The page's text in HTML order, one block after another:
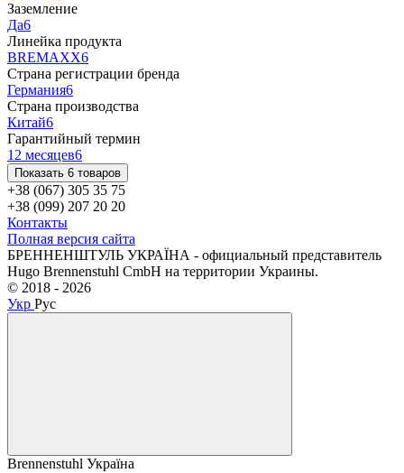
Заземление
Да6
Линейка продукта
BREMAXX6
Страна регистрации бренда
Германия6
Страна производства
Китай6
Гарантийный термин
12 месяцев6
Показать 6 товаров
+38 (067) 305 35 75
+38 (099) 207 20 20
Контакты
Полная версия сайта
БРЕННЕНШТУЛЬ УКРАЇНА - официальный представитель
Hugo Brennenstuhl CmbH на территории Украины.
© 2018 - 2026
Укр Рус
Brennenstuhl Україна